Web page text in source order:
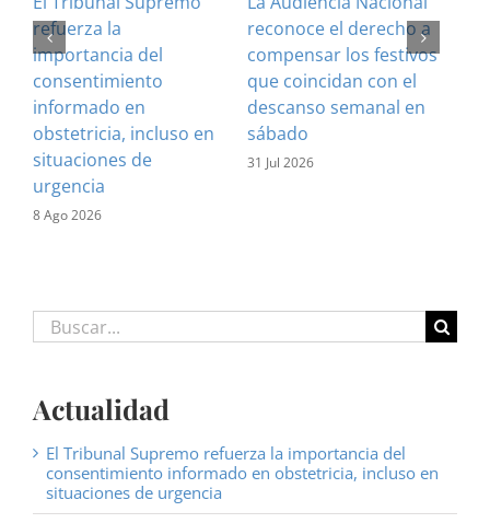
refuerza la
importancia del
consentimiento
informado en
obstetricia, incluso en
situaciones de
urgencia
8 Ago 2026
reconoce el derecho a
compensar los festivos
que coincidan con el
descanso semanal en
sábado
31 Jul 2026
Buscar:
Actualidad
El Tribunal Supremo refuerza la importancia del
consentimiento informado en obstetricia, incluso en
situaciones de urgencia